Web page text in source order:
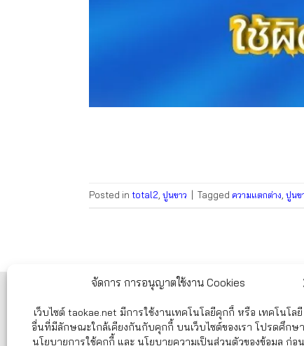
จัดการ การอนุญาตใช้งาน Cookies
เว็บไซต์ taokae.net มีการใช้งานเทคโนโลยีคุกกี้ หรือ เทคโนโลยี
อื่นที่มีลักษณะใกล้เคียงกันกับคุกกี้ บนเว็บไซต์ของเรา โปรดศึกษา
นโยบายการใช้คุกกี้ และ นโยบายความเป็นส่วนตัวของข้อมูล ก่อน
Posted in total2 ปูนขาว Tagged ความแตกต่าง ปูนข
ศูนย์บริการลูกค้า TAOKAE.NET
ศูนย์รวมอุปกรณ์ก่อสร้าง อุปกรณ์ทำสวน
และอุปกรณ์ทำความสะอาด ครบวงจร